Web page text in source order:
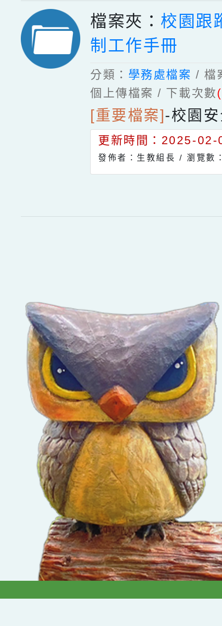
檔案夾： 校園跟
制工作手冊
分類： 學務處檔案 / 檔
個上傳檔案 / 下載次數
[重要檔案]-校園
更新時間：2025-
發佈者：生教組長 /瀏覽數